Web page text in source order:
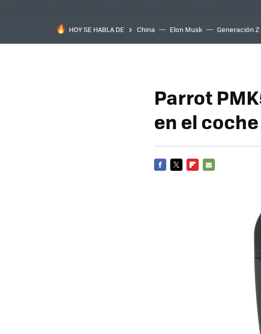
HOY SE HABLA DE China Elon Musk Generación Z
Parrot
en el